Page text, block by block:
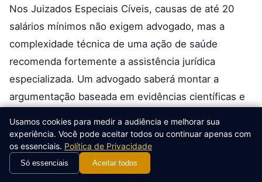
Nos Juizados Especiais Cíveis, causas de até 20
salários mínimos não exigem advogado, mas a
complexidade técnica de uma ação de saúde
recomenda fortemente a assistência jurídica
especializada. Um advogado saberá montar a
argumentação baseada em evidências científicas e
acima de 20 salários ou para a Justiça Comum, o
advogado é obrigatório.
Usamos cookies para medir a audiência e melhorar sua
experiência. Você pode aceitar todos ou continuar apenas com
os essenciais. Política de Privacidade
Só essenciais Aceitar todos